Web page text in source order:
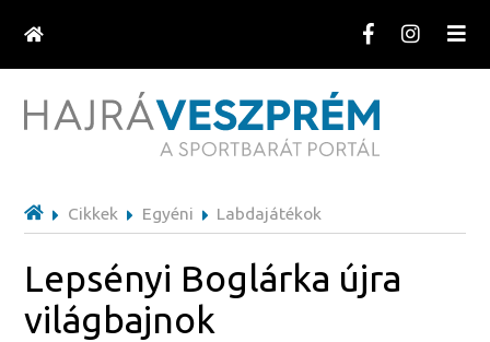
Cikkek Egyéni Labdajátékok
Lepsényi Boglárka újra
világbajnok